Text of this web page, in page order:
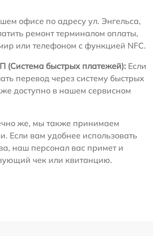
офисе по адресу ул. Энгельса,
ремонт терминалом оплаты,
или телефоном с функцией NFC.
(Система быстрых платежей): Если
перевод через систему быстрых
доступно в нашем сервисном
же, мы также принимаем
Если вам удобнее использовать
наш персонал вас примет и
чек или квитанцию.